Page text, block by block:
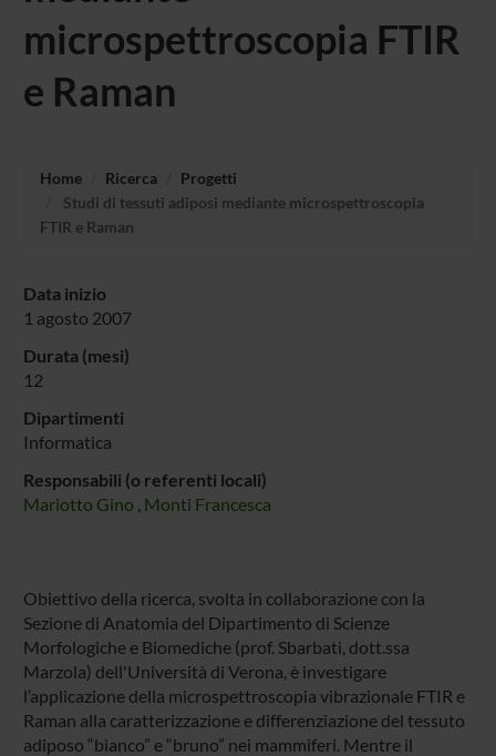
microspettroscopia FTIR
e Raman
Home Ricerca
Progetti
Studi di tessuti adiposi mediante microspettroscopia
FTIR e Raman
Data inizio
1 agosto 2007
Durata (mesi)
12
Dipartimenti
Informatica
Responsabili (o referenti locali)
Mariotto Gino , Monti Francesca
Obiettivo della ricerca, svolta in collaborazione con la
Sezione di Anatomia del Dipartimento di Scienze
Morfologiche e Biomediche (prof. Sbarbati, dott.ssa
Marzola) dell'Università di Verona, è investigare
l’applicazione della microspettroscopia vibrazionale FTIR e
Raman alla caratterizzazione e differenziazione del tessuto
adiposo “bianco” e “bruno” nei mammiferi. Mentre il